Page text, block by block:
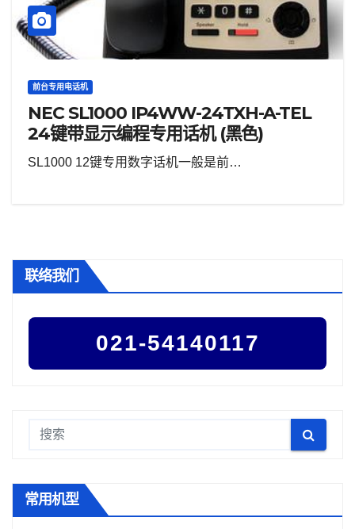
前台专用电话机
NEC SL1000 IP4WW-24TXH-A-TEL
24键带显示编程专用话机 (黑色)
SL1000 12键专用数字话机一般是前…
联络我们
021-54140117
常用机型